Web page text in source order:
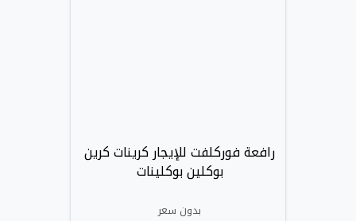
رافعة فوركلفت للإيجار كرينات كرين
بوكلين بوكلينات
بدون سعر